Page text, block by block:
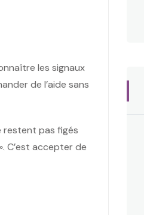
les signaux
de l’aide sans
restent pas figés
C’est accepter de